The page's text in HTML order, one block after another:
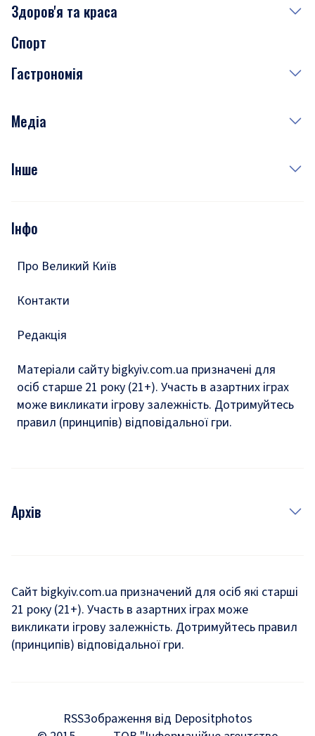
Сьогодні
Завтра
Субота
Здоров'я та краса
Медицина
Краса
Спорт
Гастрономія
Рецепти
Медіа
Фото
Подкасти
Інше
Тести
Інфо
Про Великий Київ
Контакти
Редакція
Матеріали сайту bigkyiv.com.ua призначені для
осіб старше 21 року (21+). Участь в азартних іграх
може викликати ігрову залежність. Дотримуйтесь
правил (принципів) відповідальної гри.
Архів
Комуналка
Хроніки війни
Мегаполіс
Сайт bigkyiv.com.ua призначений для осіб які старші
21 року (21+). Участь в азартних іграх може
викликати ігрову залежність. Дотримуйтесь правил
(принципів) відповідальної гри.
RSSЗображення від Depositphotos